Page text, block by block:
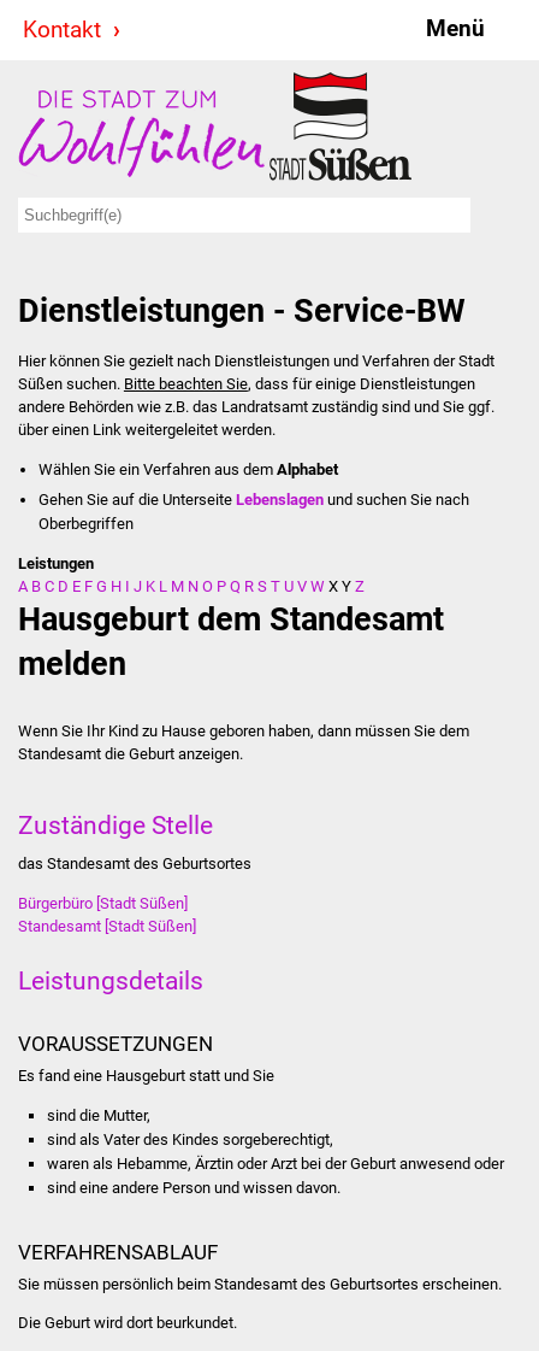
Kontakt Menü
Stadt & Politik
Bürgermeister
Ausschüsse
Ratsinformationssystem
Jugendbeirat
Summerrockfestival
Stadtverwaltung
Jubiläumsjahr 2021
Dienstleistungen - Service-BW
Hier können Sie gezielt nach Dienstleistungen und Verfahren der Stadt
Süßen suchen. Bitte beachten Sie, dass für einige Dienstleistungen
andere Behörden wie z.B. das Landratsamt zuständig sind und Sie ggf.
über einen Link weitergeleitet werden.
Wählen Sie ein Verfahren aus dem Alphabet
Gehen Sie auf die UnterseiteLebenslagen und suchen Sie nach
Oberbegriffen
Leistungen
A B C D E F G H I J K L M N O P Q R S T U V W X Y Z
Hausgeburt dem Standesamt
melden
Wenn Sie Ihr Kind zu Hause geboren haben, dann müssen Sie dem
Standesamt die Geburt anzeigen.
Zuständige Stelle
das Standesamt des Geburtsortes
Bürgerbüro [Stadt Süßen]
Standesamt [Stadt Süßen]
Leistungsdetails
VORAUSSETZUNGEN
Es fand eine Hausgeburt statt und Sie
sind die Mutter,
sind als Vater des Kindes sorgeberechtigt,
waren als Hebamme, Ärztin oder Arzt bei der Geburt anwesend oder
sind eine andere Person und wissen davon.
VERFAHRENSABLAUF
Sie müssen persönlich beim Standesamt des Geburtsortes erscheinen.
Die Geburt wird dort beurkundet.